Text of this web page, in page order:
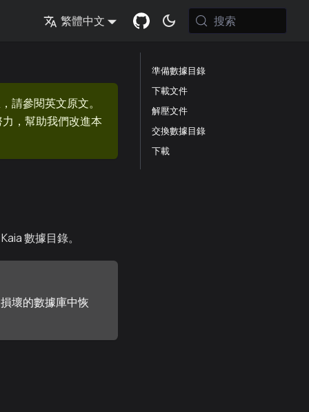
繁體中文 搜索
請參閱英文原文。
，幫助我們改進本
數據目錄。
壞的數據庫中恢
準備數據目錄
下載文件
解壓文件
交換數據目錄
下載